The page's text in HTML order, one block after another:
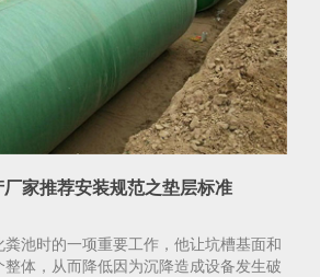
家推荐安装规范之垫层标准
池时的一项重要工作，他让坑槽基面和
体，从而降低因为沉降造成设备发生破